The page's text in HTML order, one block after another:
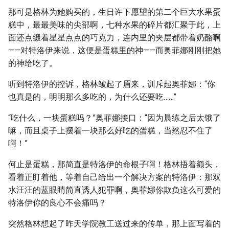
那可是格林为她购买的，生日许下愿望的第二个巨大水果蛋
糕中，最最美味的尖部啊，七种水果的碎片都汇聚于此，上
面还点缀着星星点点的巧克力，连内里的夹层都带着奶酪啊
——对特洛伊来说，这便是蛋糕里的神——而奥菲娜刚刚把她
的神给吃了。
听到特洛伊的控诉，格林皱起了眉来，训斥起奥菲娜：“你
也真是的，明明那么多吃的，为什么还要吃……”
“吃什么，一块蛋糕吗？”奥菲娜接口：“因为晨练之后太饿了
嘛，而且桌子上摆着一块那么好吃的蛋糕，当然忍不住了
啊！”
何止是蛋糕，那简直是特洛伊的命根子啊！格林捂着额头，
看着正盯着他，等着自己给出一个解决方案的特洛伊：那双
水汪汪的蓝眼睛简直诱人犯罪啊，奥菲娜你欺负这么可爱的
特洛伊你的良心不会痛吗？
突然格林想起了昨天学院教工送过来的传单，那上面写着的